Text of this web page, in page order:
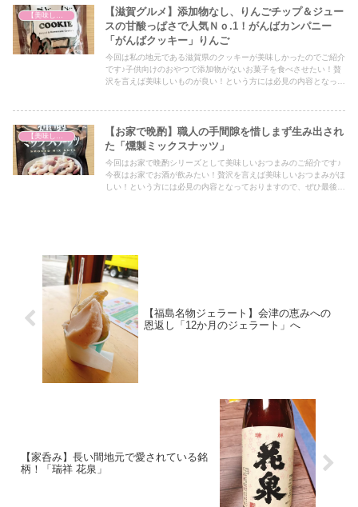
【滋賀グルメ】添加物なし、りんごチップ＆ジュー
スの甘酸っぱさで人気Ｎｏ.1！がんばカンパニー
「がんばクッキー」りんご
今回は私の地元である滋賀県のクッキーが美味しかったのでご紹介
です♪子供向けのおやつで添加物がないお菓子を食べさせたい！贅
沢を言えば美味しいものが良い！という方には必見の内容となって
【お家で晩酌】職人の手間隙を惜しまず生み出され
た「燻製ミックスナッツ」
今回はお家で晩酌シリーズとして美味しいおつまみのご紹介です♪
今夜はお家でお酒が飲みたい！贅沢を言えば美味しいおつまみがほ
しい！という方には必見の内容となっておりますので、ぜひ最後ま
【福島名物ジェラート】会津の恵みへの
恩返し「12か月のジェラート」へ
【家呑み】長い間地元で愛されている銘
柄！「瑞祥 花泉」